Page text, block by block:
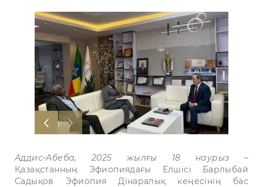
Аддис-Абеба, 2025 жылғы 18 наурыз
–
Қазақстанның Эфиопиядағы Елшісі Барлыбай
Садықов Эфиопия Дінаралық кеңесінің бас